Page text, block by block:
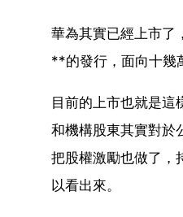
華為其實已經上市了
**的發行，面向十幾
目前的上市也就是
和機構股東其實對於
把股權激勵也做了，
以看出來。